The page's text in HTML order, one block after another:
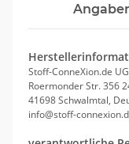
Stoff-ConneXion.de
Roermonder Str. 356
41698 Schwalmtal,
info@stoff-